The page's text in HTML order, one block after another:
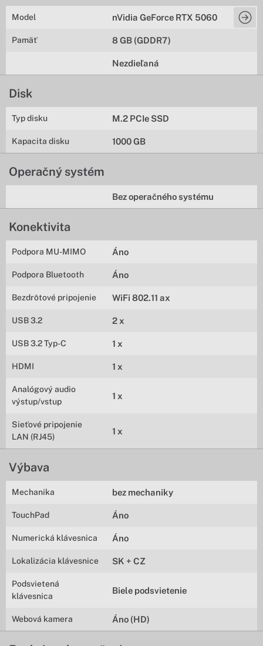
Model nVidia GeForce RTX 5060
Pamäť 8 GB (GDDR7)
Nezdieľaná
Disk
Typ disku M.2 PCIe SSD
Kapacita disku 1000 GB
Operačný systém
Bez operačného systému
Konektivita
Podpora MU-MIMO Áno
Podpora Bluetooth Áno
Bezdrôtové pripojenie WiFi 802.11 ax
USB 3.2 2 x
USB 3.2 Typ-C 1 x
HDMI 1 x
Analógový audio
výstup/vstup
1 x
Sieťové pripojenie
LAN (RJ45)
1 x
Výbava
Mechanika bez mechaniky
TouchPad Áno
Numerická klávesnica Áno
Lokalizácia klávesnice SK + CZ
Podsvietená
klávesnica
Biele podsvietenie
Webová kamera Áno (HD)